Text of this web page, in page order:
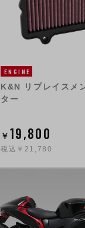
ENGINE
K&N リプレイスメ
ター
￥ 19,800
税込￥21,780